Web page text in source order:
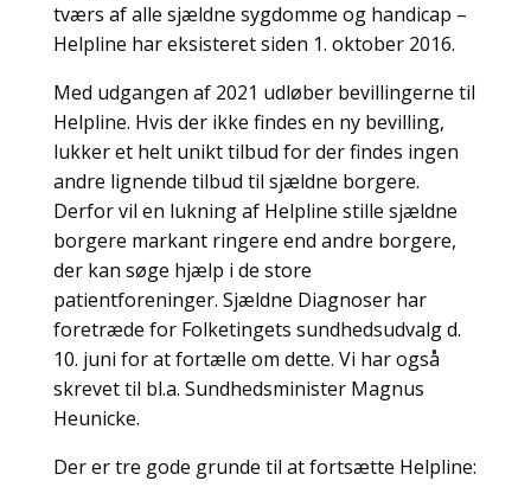
tværs af alle sjældne sygdomme og handicap –
Helpline har eksisteret siden 1. oktober 2016.
Med udgangen af 2021 udløber bevillingerne til
Helpline. Hvis der ikke findes en ny bevilling,
lukker et helt unikt tilbud for der findes ingen
andre lignende tilbud til sjældne borgere.
Derfor vil en lukning af Helpline stille sjældne
borgere markant ringere end andre borgere,
der kan søge hjælp i de store
patientforeninger. Sjældne Diagnoser har
foretræde for Folketingets sundhedsudvalg d.
10. juni for at fortælle om dette. Vi har også
skrevet til bl.a. Sundhedsminister Magnus
Heunicke.
Der er tre gode grunde til at fortsætte Helpline: